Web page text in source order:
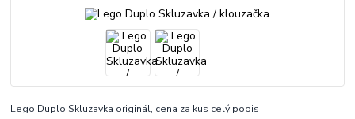
Lego Duplo Skluzavka originál, cena za kus celý popis